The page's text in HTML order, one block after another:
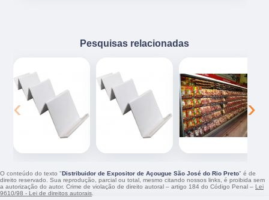
Pesquisas relacionadas
‹ ›
O conteúdo do texto "Distribuidor de Expositor de Açougue São José do Rio Preto" é de
direito reservado. Sua reprodução, parcial ou total, mesmo citando nossos links, é proibida sem
a autorização do autor. Crime de violação de direito autoral – artigo 184 do Código Penal – Lei
9610/98 - Lei de direitos autorais